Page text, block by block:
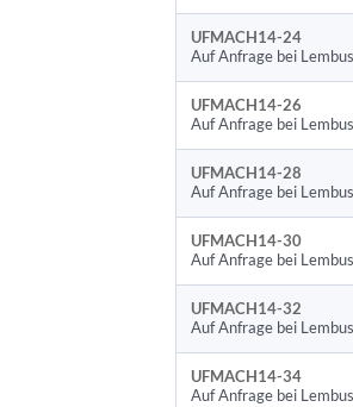
UFMACH14-24
Auf Anfrage bei Lembus
UFMACH14-26
Auf Anfrage bei Lembus
UFMACH14-28
Auf Anfrage bei Lembus
UFMACH14-30
Auf Anfrage bei Lembus
UFMACH14-32
Auf Anfrage bei Lembus
UFMACH14-34
Auf Anfrage bei Lembus